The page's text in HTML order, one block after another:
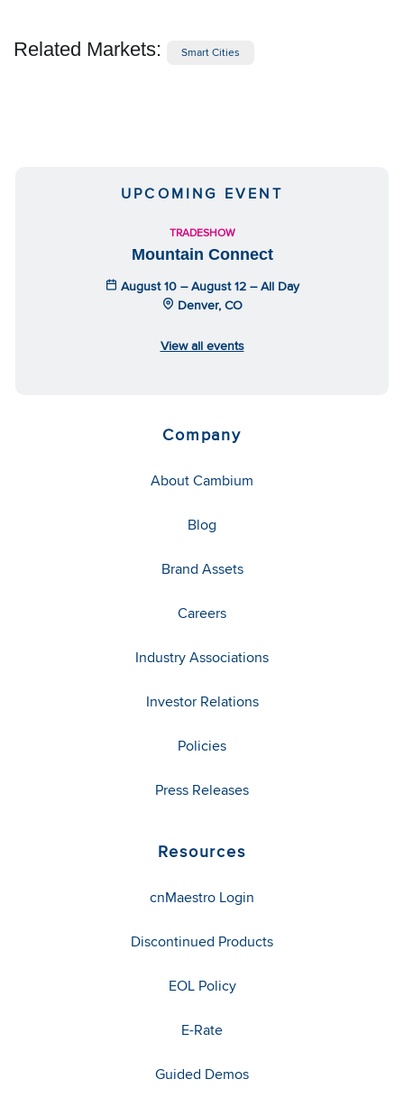
Related Markets: Smart Cities
UPCOMING EVENT
TRADESHOW
Mountain Connect
August 10 – August 12 – All Day
Denver, CO
View all events
Company
About Cambium
Blog
Brand Assets
Careers
Industry Associations
Investor Relations
Policies
Press Releases
Resources
cnMaestro Login
Discontinued Products
EOL Policy
E-Rate
Guided Demos